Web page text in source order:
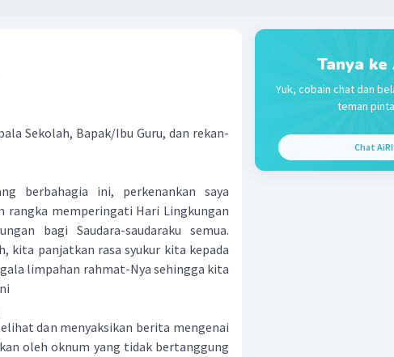
Sekolah, Bapak/Ibu Guru, dan rekan-
berbahagia ini, perkenankan saya
rangka memperingati Hari Lingkungan
bagi Saudara-saudaraku semua.
kita panjatkan rasa syukur kita kepada
limpahan rahmat-Nya sehingga kita
dan menyaksikan berita mengenai
oleh oknum yang tidak bertanggung
Tanya ke
Yuk, cobain chat dan
teman
Chat